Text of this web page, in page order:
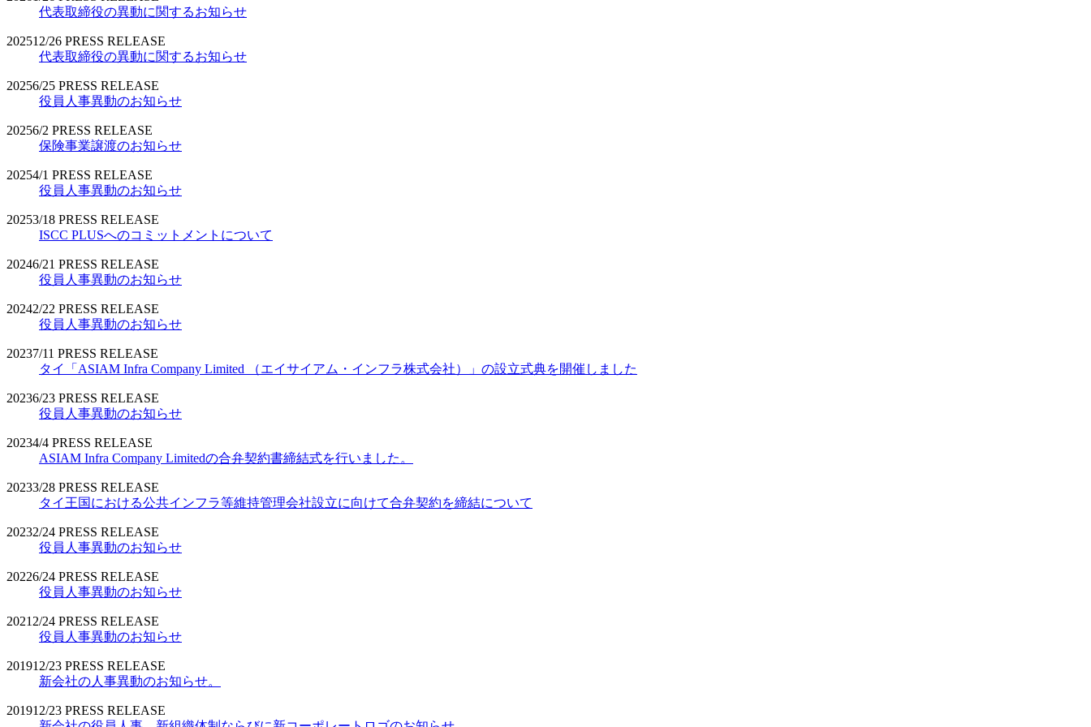
代表取締役の異動に関するお知らせ
202512/26 PRESS RELEASE
代表取締役の異動に関するお知らせ
20256/25 PRESS RELEASE
役員人事異動のお知らせ
20256/2 PRESS RELEASE
保険事業譲渡のお知らせ
20254/1 PRESS RELEASE
役員人事異動のお知らせ
20253/18 PRESS RELEASE
ISCC PLUSへのコミットメントについて
20246/21 PRESS RELEASE
役員人事異動のお知らせ
20242/22 PRESS RELEASE
役員人事異動のお知らせ
20237/11 PRESS RELEASE
タイ「ASIAM Infra Company Limited （エイサイアム・インフラ株式会社）」の設立式典を開催しました
20236/23 PRESS RELEASE
役員人事異動のお知らせ
20234/4 PRESS RELEASE
ASIAM Infra Company Limitedの合弁契約書締結式を行いました。
20233/28 PRESS RELEASE
タイ王国における公共インフラ等維持管理会社設立に向けて合弁契約を締結について
20232/24 PRESS RELEASE
役員人事異動のお知らせ
20226/24 PRESS RELEASE
役員人事異動のお知らせ
2021 2/24 PRESS RELEASE
役員人事異動のお知らせ
201912/23 PRESS RELEASE
新会社の人事異動のお知らせ。
201912/23 PRESS RELEASE